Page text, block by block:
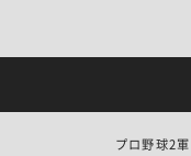
プロ野球2